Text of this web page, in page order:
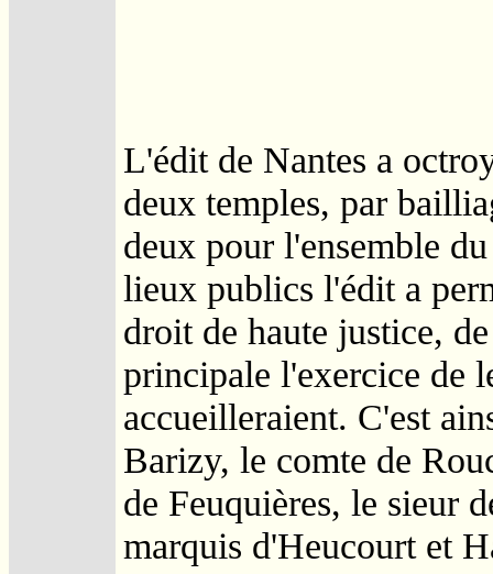
L'édit de Nantes a
deux temples, par
deux pour l'ensemble
lieux publics l'édit a
droit de haute justice,
principale l'exercice de
accueilleraient. C'est
Barizy, le comte de
de Feuquières, le sieur
marquis d'Heucourt et